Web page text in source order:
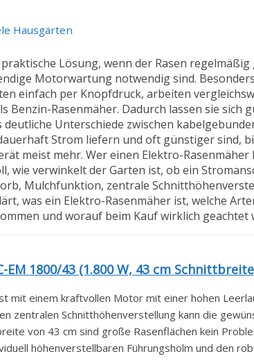
Hausgärten
Lösung, wenn der Rasen
Motorwartung notwendig sind.
einfach per Knopfdruck, arbeiten
Benzin-Rasenmäher. Dadurch lassen sie sich
Unterschiede zwischen
Strom liefern und oft günstiger sind,
meist mehr. Wer einen Elektro-
wie verwinkelt der Garten ist, ob ein
Mulchfunktion, zentrale
was ein Elektro-Rasenmäher ist, welche
und worauf beim Kauf wirklich geachtet
EM 1800/43 (1.800 W, 43 cm
mit einem kraftvollen Motor mit einer hohen
zentralen Schnitthöhenverstellung kann die
von 43 cm sind große Rasenflächen kein
höhenverstellbaren Führungsholm und den